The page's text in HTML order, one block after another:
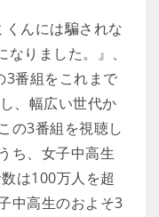
くんには騙されな
りました。』、
3番組をこれまで
、幅広い世代か
の3番組を視聴し
ち、女子中高生
は100万人を超
中高生のおよそ3